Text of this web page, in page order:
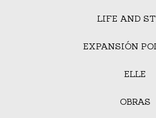
LIFE AND
EXPANSIÓN
ELLE
OBRAS